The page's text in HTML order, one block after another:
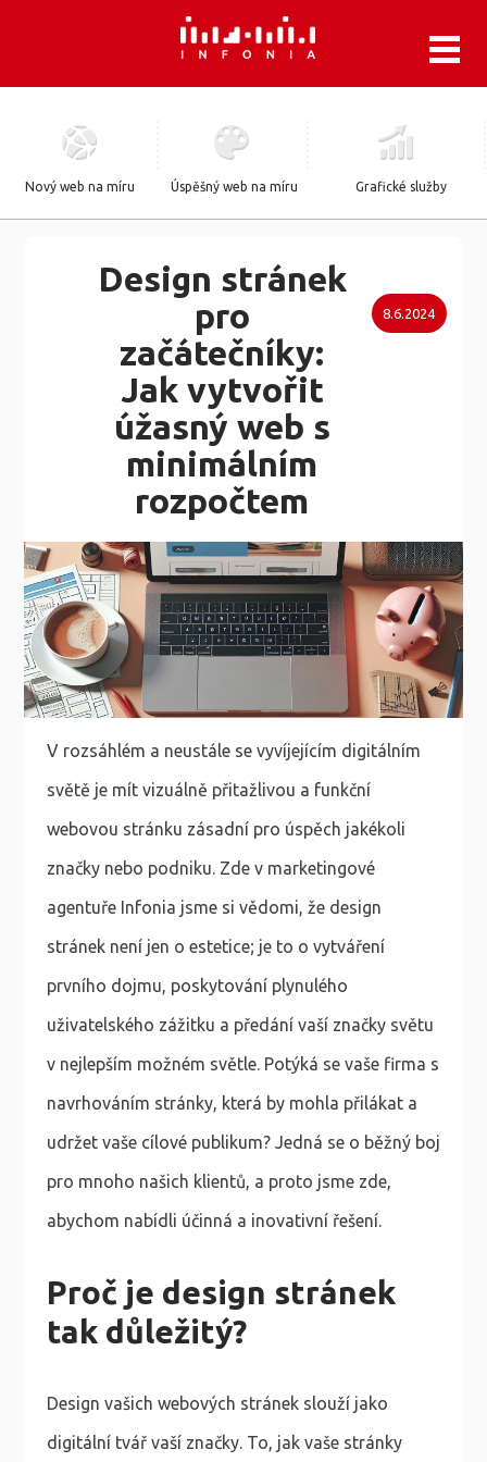
Design stránek
pro
začátečníky:
Jak vytvořit
úžasný web s
minimálním
rozpočtem
8.6.2024
V rozsáhlém a neustále se vyvíjejícím digitálním
světě je mít vizuálně přitažlivou a funkční
webovou stránku zásadní pro úspěch jakékoli
značky nebo podniku. Zde v marketingové
agentuře Infonia jsme si vědomi, že design
stránek není jen o estetice; je to o vytváření
prvního dojmu, poskytování plynulého
uživatelského zážitku a předání vaší značky světu
v nejlepším možném světle. Potýká se vaše firma s
navrhováním stránky, která by mohla přilákat a
udržet vaše cílové publikum? Jedná se o běžný boj
pro mnoho našich klientů, a proto jsme zde,
abychom nabídli účinná a inovativní řešení.
Proč je design stránek
tak důležitý?
Design vašich webových stránek slouží jako
digitální tvář vaší značky. To, jak vaše stránky
Nový web na míru Úspěšný web na míru Grafické služby